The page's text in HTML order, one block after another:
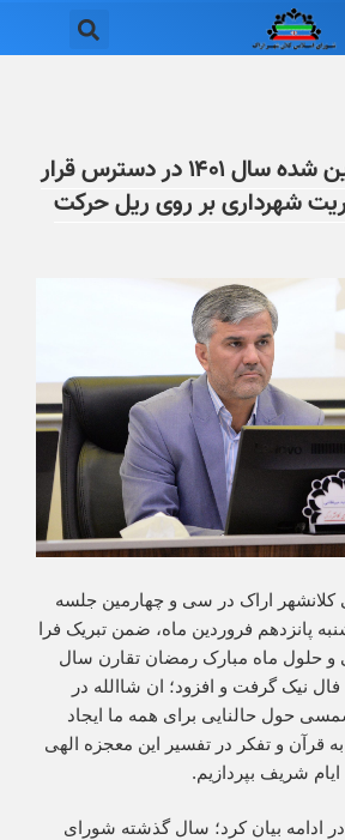
اولین بودجه تدوین شده سال ۱۴۰۱ در دسترس قرار
شهرداری بر روی ریل حرکت
اراک در سی و چهارمین جلسه
پانزدهم فروردین ماه، ضمن تبریک فرا
و حلول ماه مبارک رمضان تقارن سال
فال نیک گرفت و افزود؛ ان شاالله در
حول حالنایی برای همه ما ایجاد
قرآن و تفکر در تفسیر این معجزه الهی
شریف بپردازیم.
ادامه بیان کرد؛ سال گذشته شورای